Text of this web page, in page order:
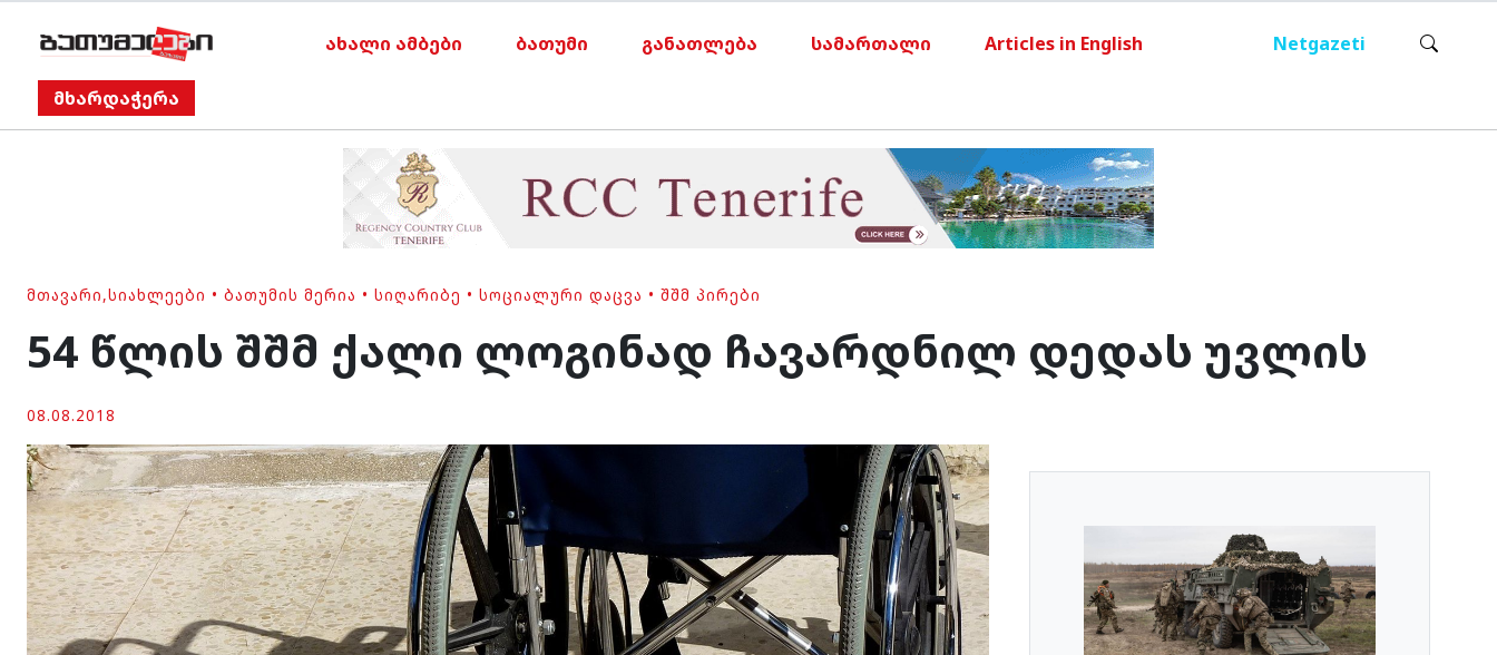
ახალი ამბები ბათუმი განათლება სამართალი Articles in English Netgazeti
მხარდაჭერა
ᲛᲗᲐᲕᲐᲠᲘ,ᲡᲘᲐᲮᲚᲔᲔᲑᲘ • ᲑᲐᲗᲣᲛᲘᲡ ᲛᲔᲠᲘᲐ • ᲡᲘᲦᲐᲠᲘᲑᲔ • ᲡᲝᲪᲘᲐᲚᲣᲠᲘ ᲓᲐᲪᲕᲐ • ᲨᲨᲛ ᲞᲘᲠᲔᲑᲘ
54 წლის შშმ ქალი ლოგინად ჩავარდნილ დედას უვლის
08.08.2018